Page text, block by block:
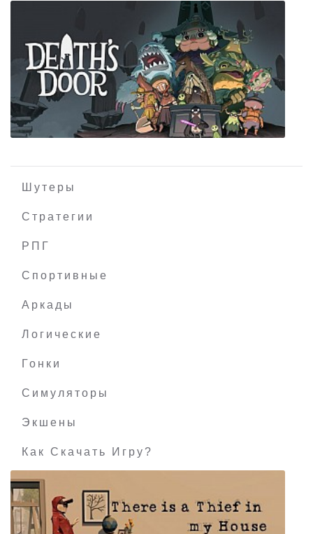
Cepheus Protocol
Шутеры
Стратегии
РПГ
Спортивные
Аркады
Логические
Гонки
Симуляторы
Экшены
Как Скачать Игру?